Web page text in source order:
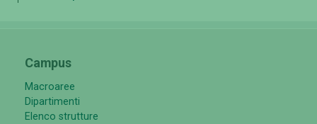
Campus
Macroaree
Dipartimenti
Elenco strutture